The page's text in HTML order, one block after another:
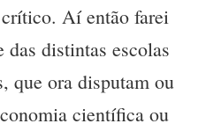
Aí então farei
das distintas escolas
que ora disputam ou
científica ou